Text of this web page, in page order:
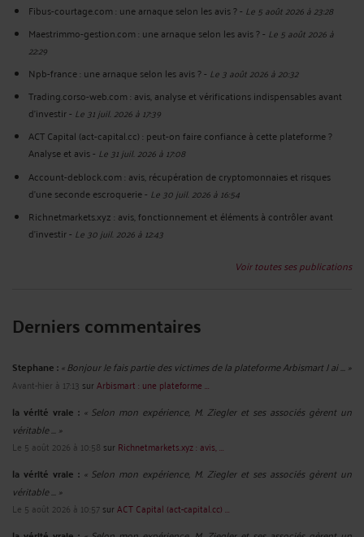
Fibus-courtage.com : une arnaque selon les avis ?- Le 5 août 2026 à 23:28
Maestrimmo-gestion.com : une arnaque selon les avis ?- Le 5 août 2026 à
22:29
Npb-france : une arnaque selon les avis ?- Le 3 août 2026 à 20:32
Trading.corso-web.com : avis, analyse et vérifications indispensables avant
d'investir- Le 31 juil. 2026 à 17:39
ACT Capital (act-capital.cc) : peut-on faire confiance à cette plateforme ?
Analyse et avis- Le 31 juil. 2026 à 17:08
Account-deblock.com : avis, récupération de cryptomonnaies et risques
d'une seconde escroquerie- Le 30 juil. 2026 à 16:54
Richnetmarkets.xyz : avis, fonctionnement et éléments à contrôler avant
d’investir- Le 30 juil. 2026 à 12:43
Voir toutes ses publications
Derniers commentaires
Stephane :« Bonjour Je fais partie des victimes de la plateforme Arbismart J ai ... »
Avant-hier à 17:13 surArbismart : une plateforme ...
la vérité vraie : « Selon mon expérience, M. Ziegler et ses associés gèrent un
véritable ... »
Le 5 août 2026 à 10:58 sur Richnetmarkets.xyz : avis, ...
la vérité vraie : « Selon mon expérience, M. Ziegler et ses associés gèrent un
véritable ... »
Le 5 août 2026 à 10:57surACT Capital (act-capital.cc) ...